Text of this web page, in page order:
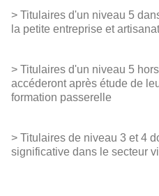
> Titulaires d'un niveau 5
la petite entreprise et
> Titulaires d'un niveau 5
accéderont après étude de
formation passerelle
> Titulaires de niveau 3 et 4
significative dans le secteur